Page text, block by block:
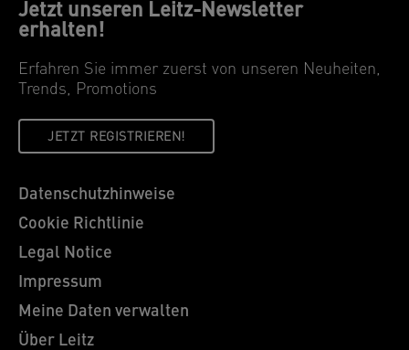
Jetzt unseren Leitz-Newsletter
erhalten!
Erfahren Sie immer zuerst von unseren Neuheiten,
Trends, Promotions
JETZT REGISTRIEREN!
Datenschutzhinweise
Cookie Richtlinie
Legal Notice
Impressum
Meine Daten verwalten
Über Leitz